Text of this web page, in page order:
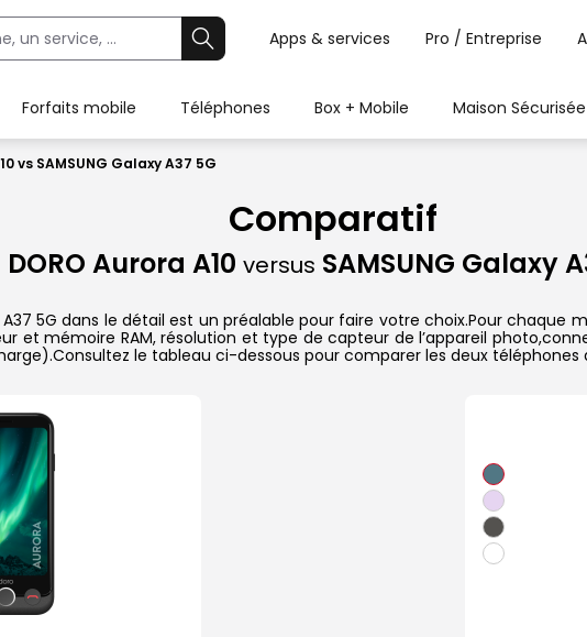
Apps & services Pro / Entreprise
Forfaits mobile Téléphones Box + Mobile Maison Sécurisée
vs SAMSUNG Galaxy A37 5G
Comparatif
DORO Aurora A10 versus SAMSUNG Galaxy
A37 5G dans le détail est un préalable pour faire votre choix.Pour
et mémoire RAM, résolution et type de capteur de l’appareil
le tableau ci-dessous pour comparer les deux téléphones